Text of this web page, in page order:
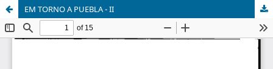
EM TORNO A PUEBLA - II